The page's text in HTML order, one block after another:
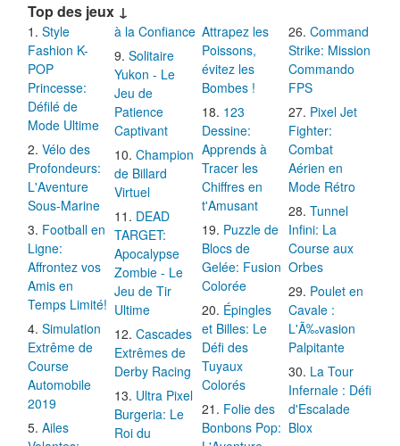
Top des jeux ↓
Style
Fashion K-
POP
Princesse:
Défilé de
Mode Ultime
Vélo des
Profondeurs:
L'Aventure
Sous-Marine
Football en
Ligne:
Affrontez vos
Amis en
Temps Limité!
Simulation
Extrême de
Course
Automobile
2019
Ailes
à la Confiance
Solitaire
Yukon - Le
Jeu de
Patience
Captivant
Champion
de Billard
Virtuel
DEAD
TARGET:
Apocalypse
Zombie - Le
Jeu de Tir
Ultime
Cascades
Extrêmes de
Derby Racing
Ultra Pixel
Burgeria: Le
Roi du
Attrapez les
Poissons,
évitez les
Bombes !
123
Dessine:
Apprends à
Tracer les
Chiffres en
t'Amusant
Puzzle de
Blocs de
Gelée: Fusion
Colorée
Épingles
et Billes: Le
Défi des
Tuyaux
Colorés
Folie des
Bonbons Pop:
Command
Strike: Mission
Commando
FPS
Pixel Jet
Fighter:
Combat
Aérien en
Mode Rétro
Tunnel
Infini: La
Course aux
Orbes
Poulet en
Cavale :
L'Ã‰vasion
Palpitante
La Tour
Infernale : Défi
d'Escalade
Blox